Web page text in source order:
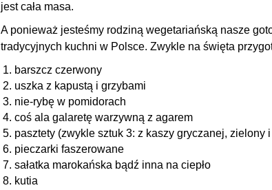
jest cała masa.
A ponieważ jesteśmy rodziną wegetariańską nasze
tradycyjnych kuchni w Polsce. Zwykle na święta
barszcz czerwony
uszka z kapustą i grzybami
nie-rybę w pomidorach
coś ala galaretę warzywną z agarem
pasztety (zwykle sztuk 3: z kaszy gryczanej, zielony
pieczarki faszerowane
sałatka marokańska bądź inna na ciepło
kutia